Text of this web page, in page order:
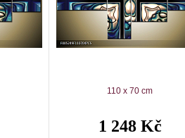
110 x 70 cm
1 248 Kč